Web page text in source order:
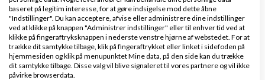
Tilbage til toppen
Import & Eksport Hjælp - Få den her
baseret på legitim interesse, for at gøre indsigelse mod dette åbne
"Indstillinger". Du kan acceptere, afvise eller administrere dine indstillinger
ved at klikke på knappen "Administrer indstillinger" eller til enhver tid ved at
klikke på fingeraftryksknappen i nederste venstre hjørne af webstedet. For at
trække dit samtykke tilbage, klik på fingeraftrykket eller linket i sidefoden på
hjemmesiden og klik på menupunktet Mine data, på den side kan du trække
dit samtykke tilbage. Disse valg vil blive signaleret til vores partnere og vil ikke
påvirke browserdata.